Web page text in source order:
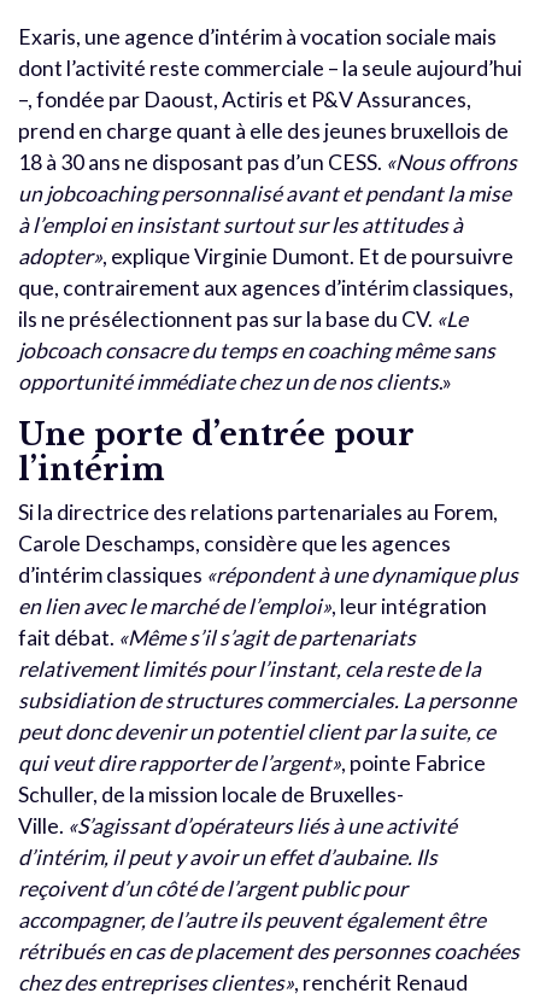
Exaris, une agence d’intérim à vocation sociale mais
dont l’activité reste commerciale – la seule aujourd’hui
–, fondée par Daoust, Actiris et P&V Assurances,
prend en charge quant à elle des jeunes bruxellois de
18 à 30 ans ne disposant pas d’un CESS. «Nous offrons
un jobcoaching personnalisé avant et pendant la mise
à l’emploi en insistant surtout sur les attitudes à
adopter», explique Virginie Dumont. Et de poursuivre
que, contrairement aux agences d’intérim classiques,
ils ne présélectionnent pas sur la base du CV. «Le
jobcoach consacre du temps en coaching même sans
opportunité immédiate chez un de nos clients.»
Une porte d’entrée pour
l’intérim
Si la directrice des relations partenariales au Forem,
Carole Deschamps, considère que les agences
d’intérim classiques «répondent à une dynamique plus
en lien avec le marché de l’emploi», leur intégration
fait débat. «Même s’il s’agit de partenariats
relativement limités pour l’instant, cela reste de la
subsidiation de structures commerciales. La personne
peut donc devenir un potentiel client par la suite, ce
qui veut dire rapporter de l’argent», pointe Fabrice
Schuller, de la mission locale de Bruxelles-
Ville. «S’agissant d’opérateurs liés à une activité
d’intérim, il peut y avoir un effet d’aubaine. Ils
reçoivent d’un côté de l’argent public pour
accompagner, de l’autre ils peuvent également être
rétribués en cas de placement des personnes coachées
chez des entreprises clientes», renchérit Renaud